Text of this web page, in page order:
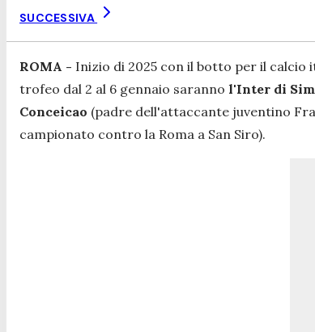
SUCCESSIVA
ROMA - Inizio di 2025 con il botto per il calcio
trofeo dal 2 al 6 gennaio saranno l'Inter di
Conceicao (padre dell'attaccante juventino
campionato contro la Roma a San Siro).